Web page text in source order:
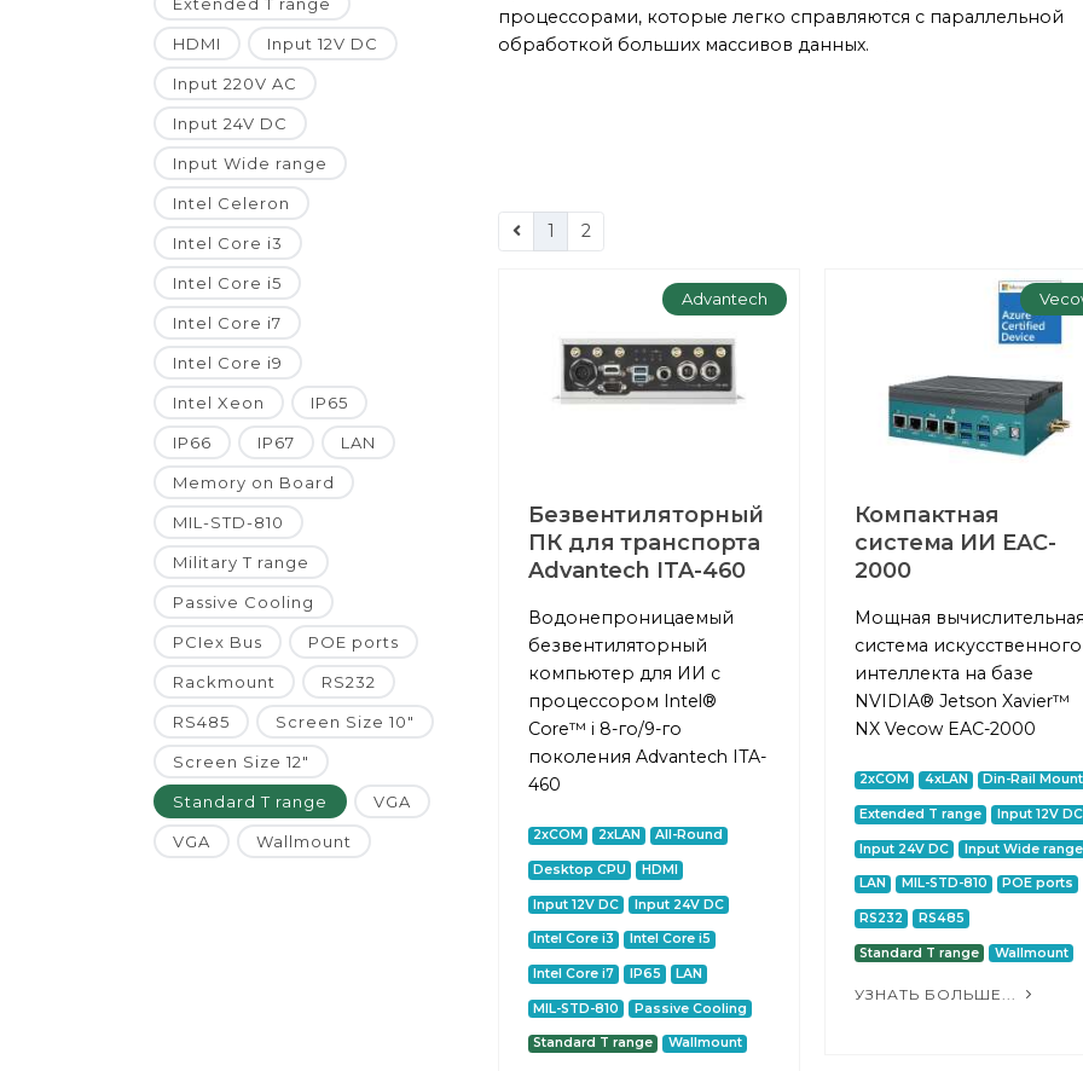
HDMI Input 12V DC
Input 220V AC
Input 24V DC
Input Wide range
Intel Celeron
Intel Core i3
Intel Core i5
Intel Core i7
Intel Core i9
Intel Xeon IP65
IP66 IP67 LAN
Memory on Board
MIL-STD-810
Military T range
Passive Cooling
PCIex Bus POE ports
Rackmount RS232
RS485 Screen Size 10"
Screen Size 12"
Standard T range VGA
VGA Wallmount
процессорами, которые легко справляются с параллельной
обработкой больших массивов данных.
1 2
Advantech
Безвентиляторный
ПК для транспорта
Advantech ITA-460
Водонепроницаемый
безвентиляторный
компьютер для ИИ с
процессором Intel®
Core™ i 8-го/9-го
поколения Advantech ITA-
460
2xCOM 2xLAN All-Round
Desktop CPU HDMI
Input 12V DC Input 24V DC
Intel Core i3 Intel Core i5
Intel Core i7 IP65 LAN
MIL-STD-810 Passive Cooling
Standard T range Wallmount
Компактная
система ИИ EAC-
2000
Мощная
система искусственного
интеллекта на базе
NVIDIA® Jetson Xavier™
NX Vecow EAC-2000
2xCOM 4xLAN Din-Rail Mount
Extended T range Input 12V DC
Input 24V DC Input Wide range
LAN MIL-STD-810 POE ports
RS232 RS485
Standard T range Wallmount
УЗНАТЬ БОЛЬШЕ...